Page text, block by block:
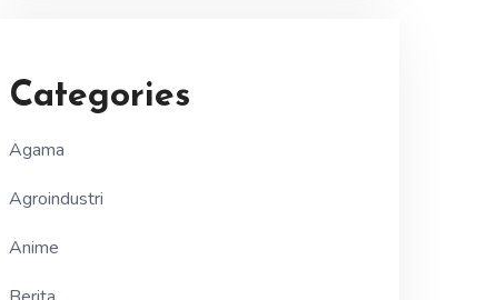
Categories
Agama
Agroindustri
Anime